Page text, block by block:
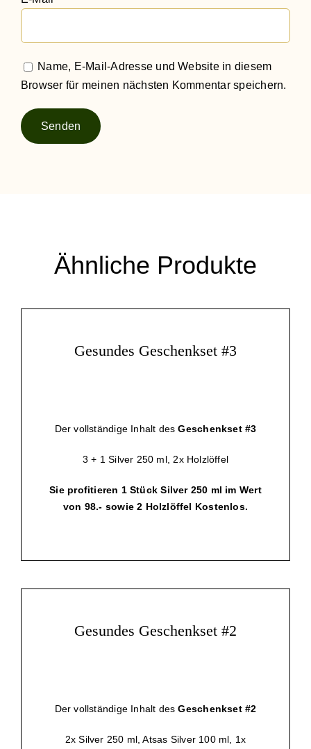
Name, E-Mail-Adresse und Website in diesem
Browser für meinen nächsten Kommentar speichern.
Ähnliche Produkte
Gesundes Geschenkset #3
Der vollständige Inhalt desGeschenkset #3
3 + 1 Silver 250 ml, 2x Holzlöffel
Sie profitieren 1 Stück Silver 250 ml im Wert
von 98.- sowie 2 Holzlöffel Kostenlos.
Gesundes Geschenkset #2
Der vollständige Inhalt desGeschenkset #2
2x Silver 250 ml, Atsas Silver 100 ml, 1x